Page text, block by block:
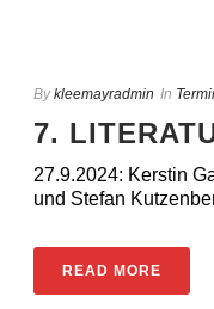
By kleemayradmin In
7.
27.9.2024: Kerstin
und Stefan
READ MORE